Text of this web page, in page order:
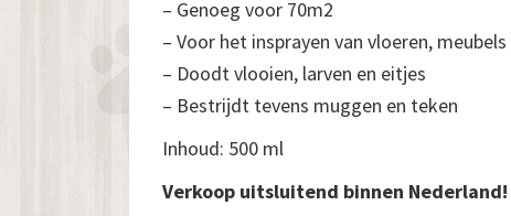
– Genoeg voor 70m2
– Voor het insprayen van vloeren,
– Doodt vlooien, larven en eitjes
– Bestrijdt tevens muggen en teken
Inhoud: 500 ml
Verkoop uitsluitend binnen Nederland!